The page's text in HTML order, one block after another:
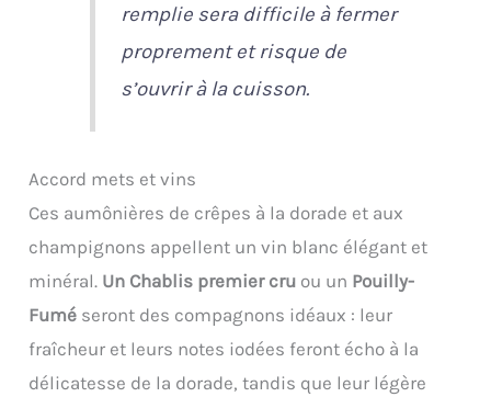
remplie sera difficile à fermer
proprement et risque de
s’ouvrir à la cuisson.
Accord mets et vins
Ces aumônières de crêpes à la dorade et aux
champignons appellent un vin blanc élégant et
minéral. Un Chablis premier cru ou un Pouilly-
Fumé seront des compagnons idéaux : leur
fraîcheur et leurs notes iodées feront écho à la
délicatesse de la dorade, tandis que leur légère